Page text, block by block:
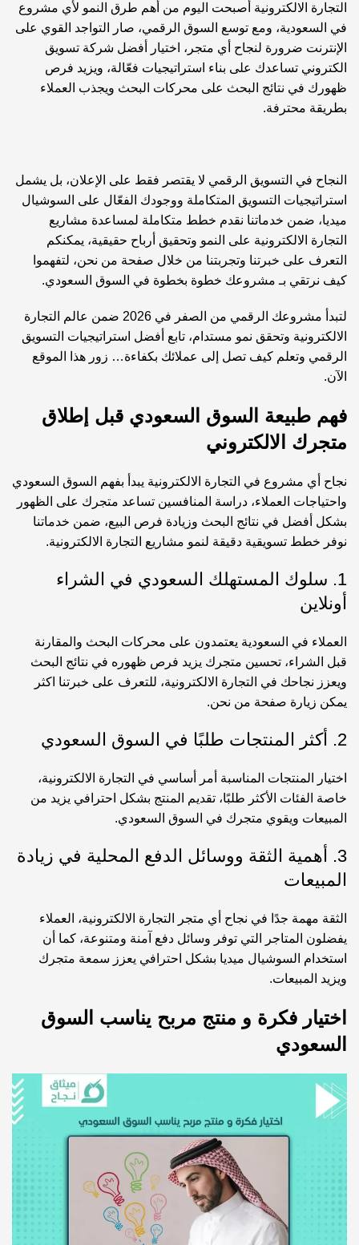
التجارة الالكترونية أصبحت اليوم من أهم طرق النمو لأي مشروع
في السعودية، ومع توسع السوق الرقمي، صار التواجد القوي على
الإنترنت ضرورة لنجاح أي متجر، اختيار
أفضل شركة تسويق
الكتروني تساعدك على بناء استراتيجيات فعّالة، ويزيد فرص
ظهورك في نتائج البحث على محركات البحث ويجذب العملاء
بطريقة محترفة.
النجاح في التسويق الرقمي لا يقتصر فقط على الإعلان، بل يشمل
استراتيجيات التسويق المتكاملة ووجودك الفعّال على السوشيال
ميديا، ضمن خدماتنا نقدم خطط متكاملة لمساعدة مشاريع
التجارة الالكترونية على النمو وتحقيق أرباح حقيقية، يمكنكم
التعرف على خبرتنا وتجربتنا من خلال صفحة من نحن، لتفهموا
كيف نرتقي بـ مشروعك خطوة بخطوة في السوق السعودي.
لتبدأ مشروعك الرقمي من الصفر في 2026 ضمن عالم التجارة
الالكترونية وتحقق نمو مستدام، تابع أفضل استراتيجيات التسويق
الرقمي وتعلم كيف تصل إلى عملائك بكفاءة… زور هذا الموقع
الآن.
فهم طبيعة السوق السعودي قبل إطلاق
متجرك الالكتروني
نجاح أي مشروع في التجارة الالكترونية يبدأ بفهم السوق السعودي
واحتياجات العملاء، دراسة المنافسين تساعد متجرك على الظهور
بشكل أفضل في نتائج البحث وزيادة فرص البيع، ضمن خدماتنا
نوفر خطط تسويقية دقيقة لنمو مشاريع التجارة الالكترونية.
1. سلوك المستهلك السعودي في الشراء
أونلاين
العملاء في السعودية يعتمدون على محركات البحث والمقارنة
قبل الشراء، تحسين متجرك يزيد فرص ظهوره في نتائج البحث
ويعزز نجاحك في التجارة الالكترونية، للتعرف على خبرتنا اكثر
يمكن زيارة صفحة من نحن.
2. أكثر المنتجات طلبًا في السوق السعودي
اختيار المنتجات المناسبة أمر أساسي في التجارة الالكترونية،
خاصة الفئات الأكثر طلبًا، تقديم المنتج بشكل احترافي يزيد من
المبيعات ويقوي متجرك في السوق السعودي.
3. أهمية الثقة ووسائل الدفع المحلية في زيادة
المبيعات
الثقة مهمة جدًا في نجاح أي متجر التجارة الالكترونية، العملاء
يفضلون المتاجر التي توفر وسائل دفع آمنة ومتنوعة، كما أن
استخدام السوشيال ميديا بشكل احترافي يعزز سمعة متجرك
ويزيد المبيعات.
اختيار فكرة و منتج مربح يناسب السوق
السعودي